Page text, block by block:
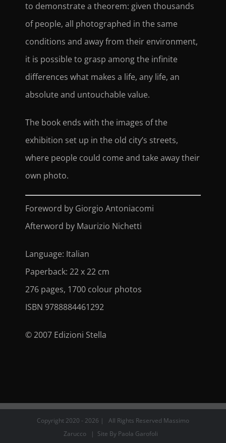
to demonstrate a theorem: given thousands
of people, all photographed in the same
conditions and away from their environment,
it is possible to grasp among the infinite
differences what makes a life, any life, an
absolute and untouchable value.
The book ends with the images of the
exhibition set up in the old city’s streets,
where people could come and take away their
own photo.
Foreword by Giorgio Antoniacomi
Afterword by Maurizio Nichetti
Language: Italian
Paperback: 22 x 22 cm
276 pages, 1700 colour photos
ISBN 9788884461292
© 2007 Edizioni Stella
Copyright 2020 - 2026 | All Rights Reserved Massimo
Zarucco | Site By Paola Garofoli